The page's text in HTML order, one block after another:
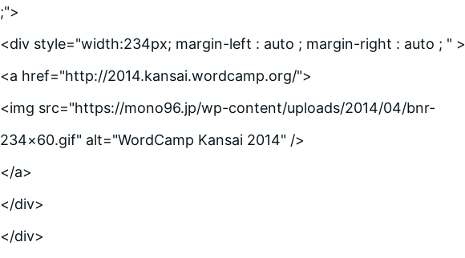
;">
<div style="width:234px; margin-left : auto ; margin-right : auto ; " >
<a href="http://2014.kansai.wordcamp.org/">
<img src="https://mono96.jp/wp-content/uploads/2014/04/bnr-
234×60.gif" alt="WordCamp Kansai 2014" />
</a>
</div>
</div>